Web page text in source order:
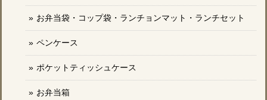
お弁当袋・コップ袋・ランチョンマット・ランチセット
ペンケース
ポケットティッシュケース
お弁当箱